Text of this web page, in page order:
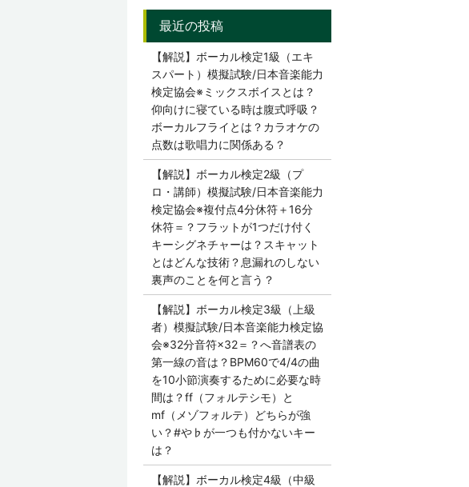
【解説】ボーカル検定1級（エキ
スパート）模擬試験/日本音楽能力
検定協会※ミックスボイスとは？
仰向けに寝ている時は腹式呼吸？
ボーカルフライとは？カラオケの
点数は歌唱力に関係ある？
【解説】ボーカル検定2級（プ
ロ・講師）模擬試験/日本音楽能力
検定協会※複付点4分休符＋16分
休符＝？フラットが1つだけ付く
キーシグネチャーは？スキャット
とはどんな技術？息漏れのしない
裏声のことを何と言う？
【解説】ボーカル検定3級（上級
者）模擬試験/日本音楽能力検定協
会※32分音符×32＝？へ音譜表の
第一線の音は？BPM60で4/4の曲
を10小節演奏するために必要な時
間は？ff（フォルテシモ）と
mf（メゾフォルテ）どちらが強
い？#や♭が一つも付かないキー
は？
【解説】ボーカル検定4級（中級